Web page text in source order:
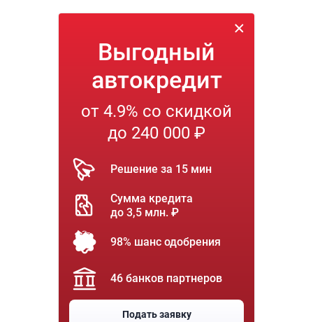
Выгодный
автокредит
от 4.9% со скидкой
до 240 000 ₽
Решение за 15 мин
Сумма кредита
до 3,5 млн. ₽
98% шанс одобрения
46 банков партнеров
Подать заявку